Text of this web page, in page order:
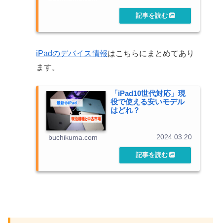
iPadのデバイス情報はこちらにまとめてあり
ます。
「iPad10世代対応」現
役で使える安いモデル
はどれ？
buchikuma.com 2024.03.20